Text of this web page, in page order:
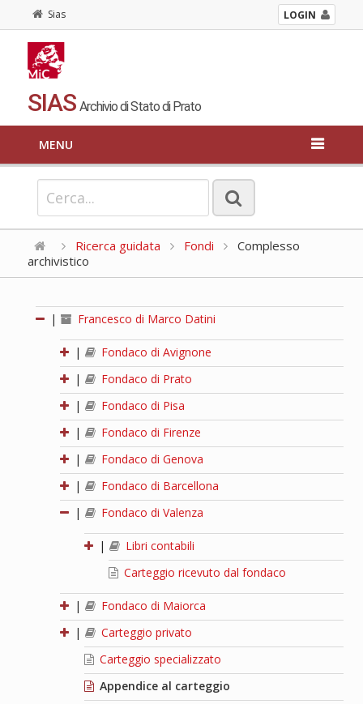
Sias LOGIN
SIAS Archivio di Stato di Prato
MENU
Ricerca guidata Fondi
Complesso
archivistico
| Francesco di Marco Datini
|
Fondaco di Avignone
|
Fondaco di Prato
|
Fondaco di Pisa
|
Fondaco di Firenze
|
Fondaco di Genova
|
Fondaco di Barcellona
|
Fondaco di Valenza
|
Libri contabili
Carteggio ricevuto dal fondaco
|
Fondaco di Maiorca
|
Carteggio privato
Carteggio specializzato
Appendice al carteggio